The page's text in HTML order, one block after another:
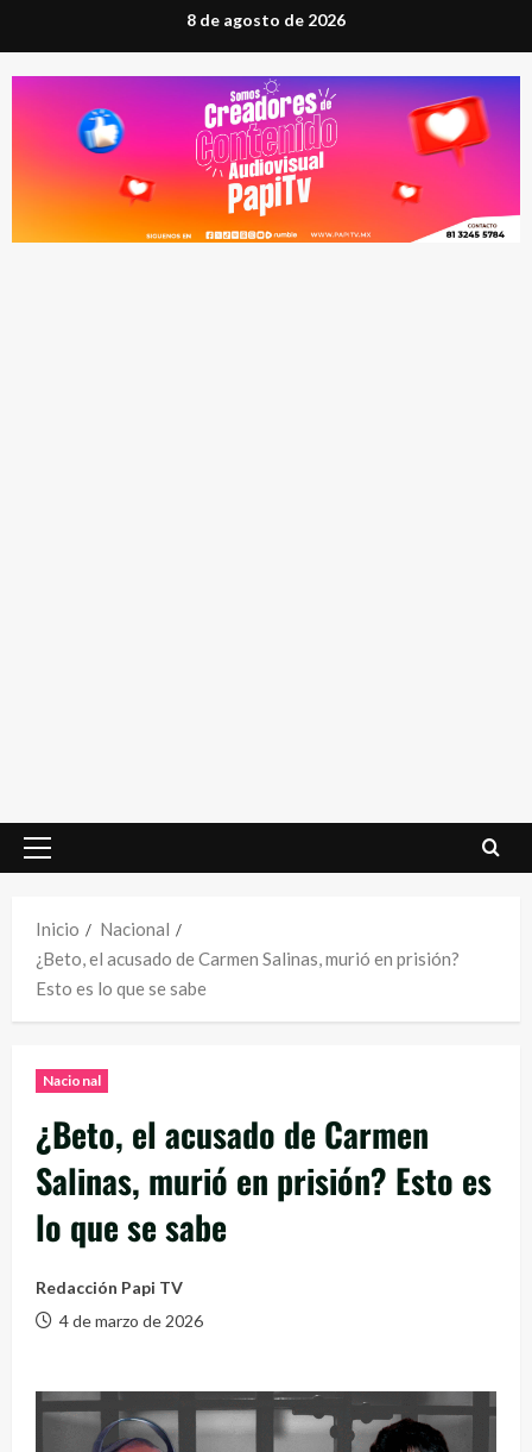
al
contenido
8 de agosto de 2026
Menú
Inicio
Nacional
¿Beto, el acusado de Carmen Salinas, murió en prisión?
Esto es lo que se sabe
Nacional
¿Beto, el acusado de Carmen
Salinas, murió en prisión? Esto es
lo que se sabe
Redacción Papi TV
4 de marzo de 2026